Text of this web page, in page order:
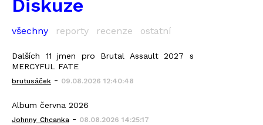
Diskuze
všechny reporty recenze ostatní
Dalších 11 jmen pro Brutal Assault 2027 s
MERCYFUL FATE
brutusáček - 09.08.2026 12:40:48
Album června 2026
Johnny_Chcanka - 08.08.2026 14:25:17